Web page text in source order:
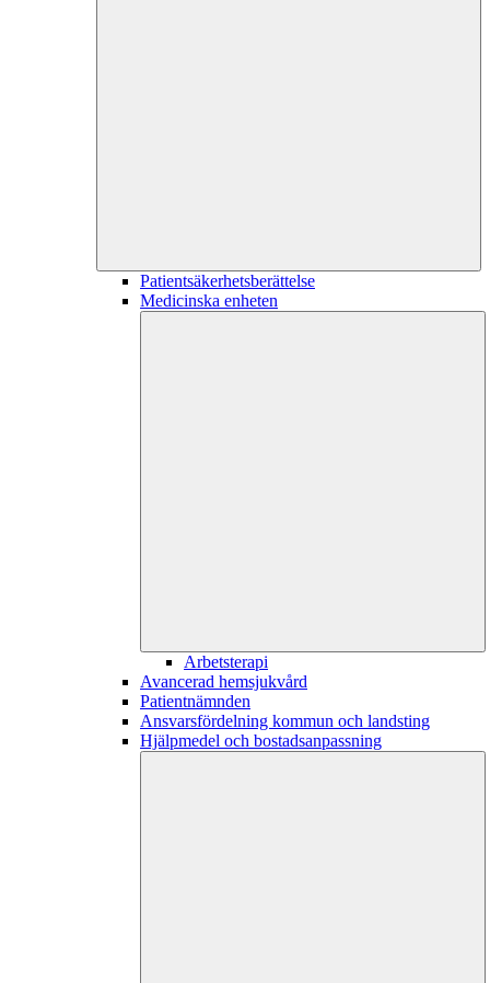
Patientsäkerhetsberättelse
Medicinska enheten
Arbetsterapi
Avancerad hemsjukvård
Patientnämnden
Ansvarsfördelning kommun och landsting
Hjälpmedel och bostadsanpassning